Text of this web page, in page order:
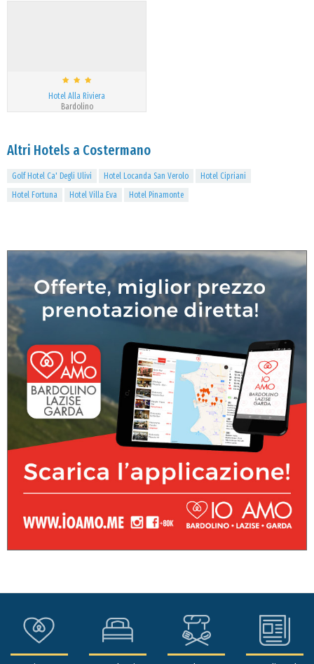
Hotel Alla Riviera
Bardolino
Altri Hotels a Costermano
Golf Hotel Ca' Degli Ulivi Hotel Locanda San Verolo
Hotel Cipriani
Hotel Fortuna
Hotel Villa Eva Hotel Pinamonte